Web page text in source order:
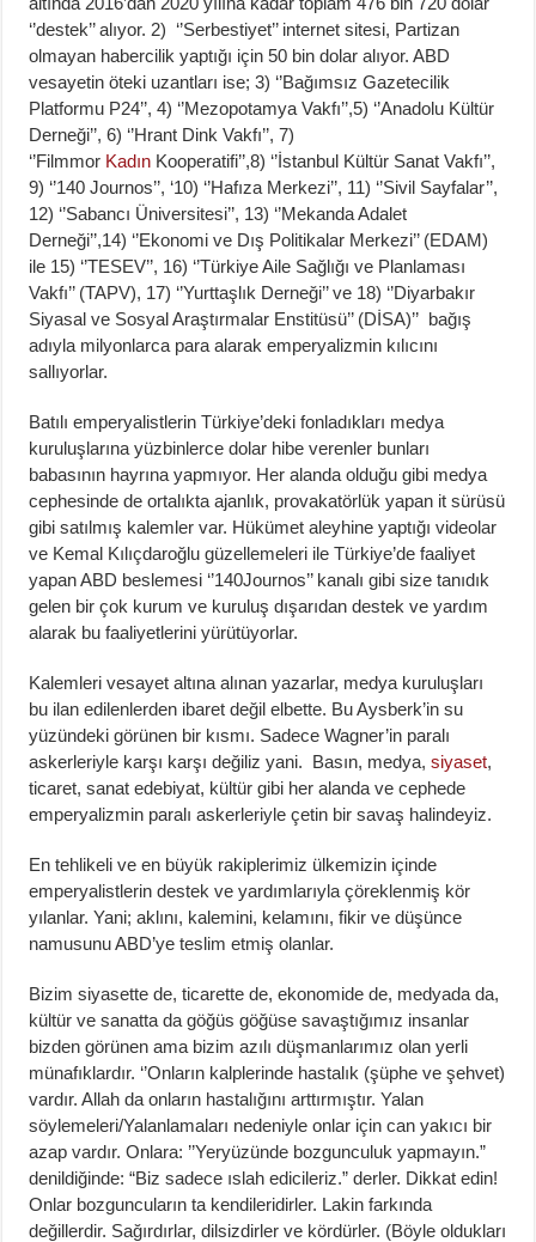
‘’destek’’ alıyor. 2) ‘’Serbestiyet’’ internet sitesi, Partizan
olmayan habercilik yaptığı için 50 bin dolar alıyor. ABD
vesayetin öteki uzantları ise; 3) ‘’Bağımsız Gazetecilik
Platformu P24’’, 4) ‘’Mezopotamya Vakfı’’,5) ‘’Anadolu Kültür
Derneği’’, 6) ‘’Hrant Dink Vakfı’’, 7)
‘’Filmmor Kadın Kooperatifi’’,8) ‘’İstanbul Kültür Sanat Vakfı’’,
9) ‘’140 Journos’’, ‘10) ‘’Hafıza Merkezi’’, 11) ‘’Sivil Sayfalar’’,
12) ‘’Sabancı Üniversitesi’’, 13) ‘’Mekanda Adalet
Derneği’’,14) ‘’Ekonomi ve Dış Politikalar Merkezi’’ (EDAM)
ile 15) ‘’TESEV’’, 16) ‘’Türkiye Aile Sağlığı ve Planlaması
Vakfı’’ (TAPV), 17) ‘’Yurttaşlık Derneği’’ ve 18) ‘’Diyarbakır
Siyasal ve Sosyal Araştırmalar Enstitüsü’’ (DİSA)’’ bağış
adıyla milyonlarca para alarak emperyalizmin kılıcını
sallıyorlar.
Batılı emperyalistlerin Türkiye’deki fonladıkları medya
kuruluşlarına yüzbinlerce dolar hibe verenler bunları
babasının hayrına yapmıyor. Her alanda olduğu gibi medya
cephesinde de ortalıkta ajanlık, provakatörlük yapan it sürüsü
gibi satılmış kalemler var. Hükümet aleyhine yaptığı videolar
ve Kemal Kılıçdaroğlu güzellemeleri ile Türkiye’de faaliyet
yapan ABD beslemesi ‘’140Journos’’ kanalı gibi size tanıdık
gelen bir çok kurum ve kuruluş dışarıdan destek ve yardım
alarak bu faaliyetlerini yürütüyorlar.
Kalemleri vesayet altına alınan yazarlar, medya kuruluşları
bu ilan edilenlerden ibaret değil elbette. Bu Aysberk’in su
yüzündeki görünen bir kısmı. Sadece Wagner’in paralı
askerleriyle karşı karşı değiliz yani. Basın, medya,siyaset,
ticaret, sanat edebiyat, kültür gibi her alanda ve cephede
emperyalizmin paralı askerleriyle çetin bir savaş halindeyiz.
En tehlikeli ve en büyük rakiplerimiz ülkemizin içinde
emperyalistlerin destek ve yardımlarıyla çöreklenmiş kör
yılanlar. Yani; aklını, kalemini, kelamını, fikir ve düşünce
namusunu ABD’ye teslim etmiş olanlar.
Bizim siyasette de, ticarette de, ekonomide de, medyada da,
kültür ve sanatta da göğüs göğüse savaştığımız insanlar
bizden görünen ama bizim azılı düşmanlarımız olan yerli
münafıklardır. ‘’Onların kalplerinde hastalık (şüphe ve şehvet)
vardır. Allah da onların hastalığını arttırmıştır. Yalan
söylemeleri/Yalanlamaları nedeniyle onlar için can yakıcı bir
azap vardır. Onlara: ’’Yeryüzünde bozgunculuk yapmayın.”
denildiğinde: “Biz sadece ıslah edicileriz.” derler. Dikkat edin!
Onlar bozguncuların ta kendileridirler. Lakin farkında
değillerdir. Sağırdırlar, dilsizdirler ve kördürler. (Böyle oldukları